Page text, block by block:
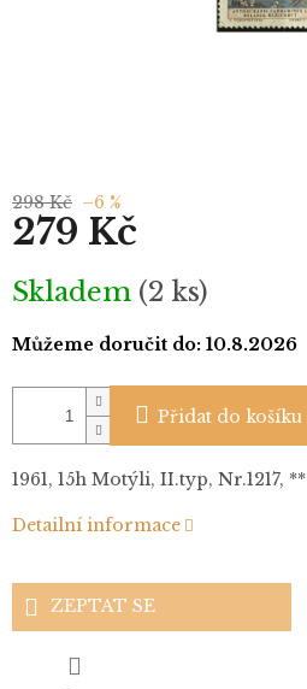
298 Kč –6 %
279 Kč
Měrná
cena:
Skladem (2 ks)
Můžeme doručit do: 10.8.2026
Přidat do košíku
1961, 15h Motýli, II.typ, Nr.1217, **
Detailní informace
ZEPTAT SE